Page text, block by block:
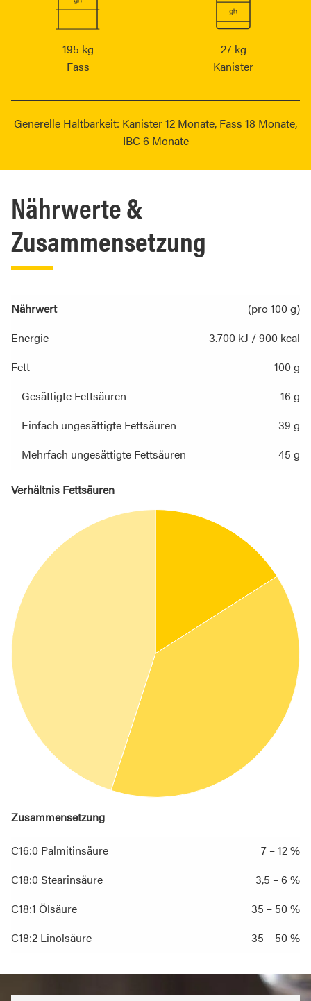
195 kg
Fass
27 kg
Kanister
Generelle Haltbarkeit: Kanister 12 Monate, Fass 18 Monate,
IBC 6 Monate
Nährwerte &
Zusammensetzung
Nährwert
(pro 100 g)
Energie
3.700 kJ / 900 kcal
Fett
100 g
Gesättigte Fettsäuren
16 g
Einfach ungesättigte Fettsäuren
39 g
Mehrfach ungesättigte Fettsäuren
45 g
Verhältnis Fettsäuren
Zusammensetzung
C16:0 Palmitinsäure
7 – 12 %
C18:0 Stearinsäure
3,5 – 6 %
C18:1 Ölsäure
35 – 50 %
C18:2 Linolsäure
35 – 50 %